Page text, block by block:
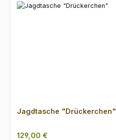
Jagdtasche "Drückerchen"
Regulärer Preis:
129,00 €